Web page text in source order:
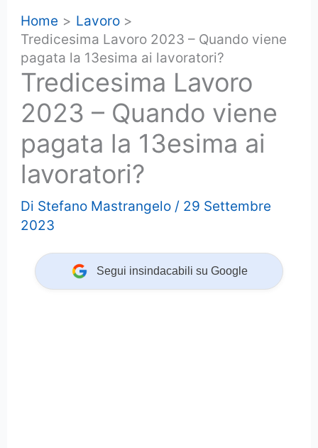
Home
Lavoro
Tredicesima Lavoro 2023 – Quando viene
pagata la 13esima ai lavoratori?
Tredicesima Lavoro
2023 – Quando viene
pagata la 13esima ai
lavoratori?
Di Stefano Mastrangelo / 29 Settembre
2023
Segui insindacabili su Google